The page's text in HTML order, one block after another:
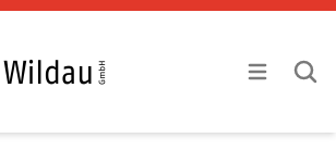
Mobile Menu